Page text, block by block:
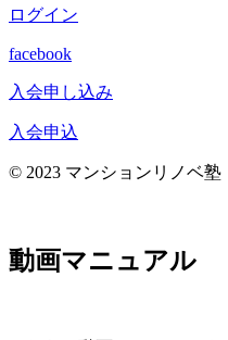
ログイン
facebook
入会申し込み
入会申込
© 2023 マンションリノベ塾
動画マニュアル